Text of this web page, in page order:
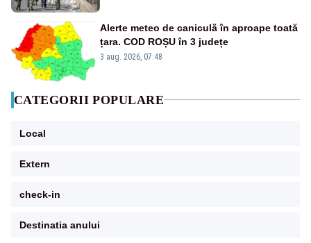
Alerte meteo de caniculă în aproape toată
țara. COD ROȘU în 3 județe
3 aug. 2026, 07:48
CATEGORII POPULARE
Local
Extern
check-in
Destinatia anului